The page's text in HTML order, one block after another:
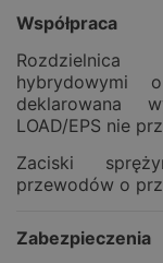
Współpraca
deklarowana
LOAD/EPS nie
Zaciski
przewodów o
Zabezpieczenia